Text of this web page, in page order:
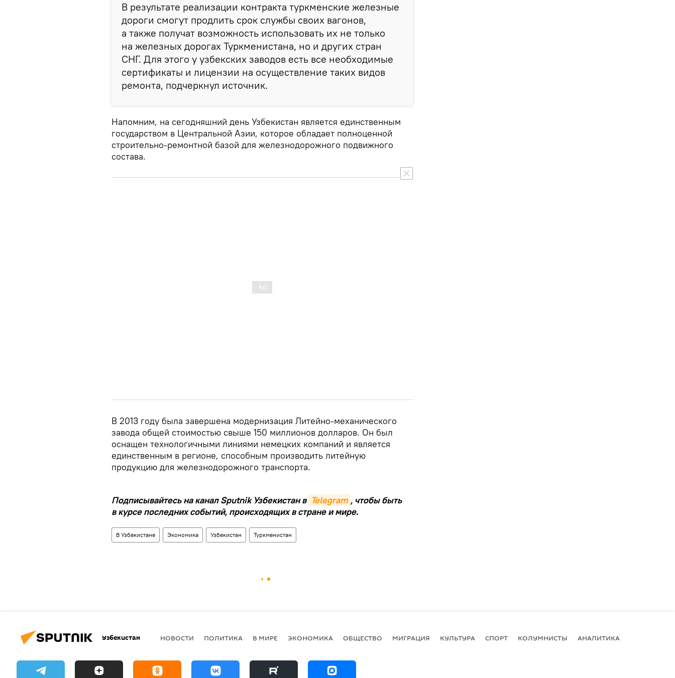
В результате реализации контракта туркменские железные
дороги смогут продлить срок службы своих вагонов,
а также получат возможность использовать их не только
на железных дорогах Туркменистана, но и других стран
СНГ. Для этого у узбекских заводов есть все необходимые
сертификаты и лицензии на осуществление таких видов
ремонта, подчеркнул источник.
Напомним, на сегодняшний день Узбекистан является единственным
государством в Центральной Азии, которое обладает полноценной
строительно-ремонтной базой для железнодорожного подвижного
состава.
В 2013 году была завершена модернизация Литейно-механического
завода общей стоимостью свыше 150 миллионов долларов. Он был
оснащен технологичными линиями немецких компаний и является
единственным в регионе, способным производить литейную
продукцию для железнодорожного транспорта.
Подписывайтесь на канал Sputnik Узбекистан в Telegram , чтобы быть
в курсе последних событий, происходящих в стране и мире.
В Узбекистане Экономика Узбекистан Туркменистан
Узбекистан НОВОСТИ ПОЛИТИКА В МИРЕ ЭКОНОМИКА ОБЩЕСТВО МИГРАЦИЯ КУЛЬТУРА СПОРТ КОЛУМНИСТЫ АНАЛИТИКА